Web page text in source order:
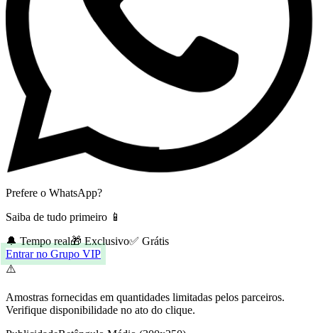
Prefere o WhatsApp?
Saiba de tudo primeiro 📱
🔔 Tempo real🎁 Exclusivo✅ Grátis
Entrar no Grupo VIP
⚠️
Amostras fornecidas em quantidades limitadas pelos parceiros.
Verifique disponibilidade no ato do clique.